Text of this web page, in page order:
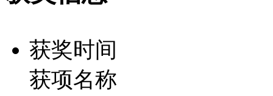
获奖时间
获项名称